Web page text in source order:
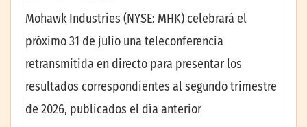
Mohawk Industries (NYSE: MHK) celebrará el
próximo 31 de julio una teleconferencia
retransmitida en directo para presentar los
resultados correspondientes al segundo trimestre
de 2026, publicados el día anterior